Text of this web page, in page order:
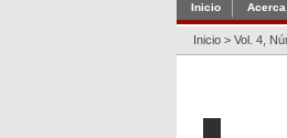
Inicio
Inicio > Vol. 4,